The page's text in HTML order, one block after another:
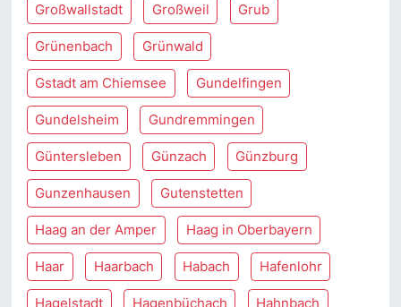
Großwallstadt Großweil Grub
Grünenbach Grünwald
Gstadt am Chiemsee Gundelfingen
Gundelsheim Gundremmingen
Güntersleben Günzach Günzburg
Gunzenhausen Gutenstetten
Haag an der Amper Haag in Oberbayern
Haar Haarbach Habach Hafenlohr
Hagelstadt Hagenbüchach Hahnbach